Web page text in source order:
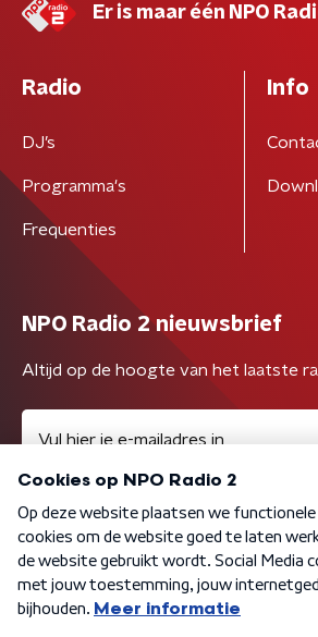
Er is maar één NPO
Radio
DJ’s
Programma's
Frequenties
Info
NPO Radio 2 nieuwsbrief
Altijd op de hoogte van het laatste
Algemene voorwaarden